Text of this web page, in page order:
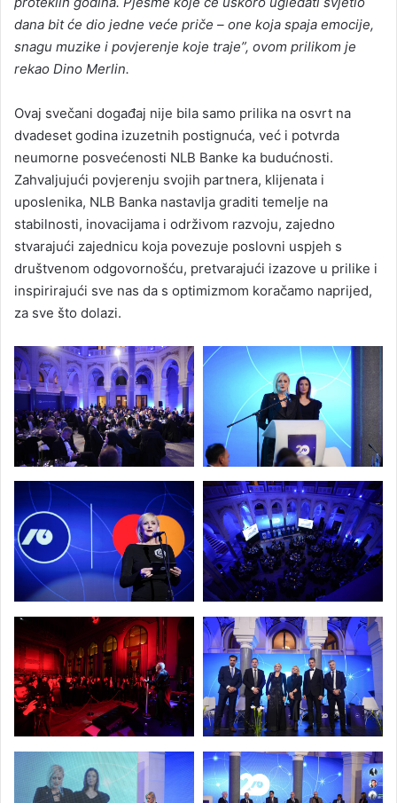
dana bit će dio jedne veće priče – one koja spaja emocije,
snagu muzike i povjerenje koje traje”, ovom prilikom je
rekao Dino Merlin.
Ovaj svečani događaj nije bila samo prilika na osvrt na
dvadeset godina izuzetnih postignuća, već i potvrda
neumorne posvećenosti NLB Banke ka budućnosti.
Zahvaljujući povjerenju svojih partnera, klijenata i
uposlenika, NLB Banka nastavlja graditi temelje na
stabilnosti, inovacijama i održivom razvoju, zajedno
stvarajući zajednicu koja povezuje poslovni uspjeh s
društvenom odgovornošću, pretvarajući izazove u prilike i
inspirirajući sve nas da s optimizmom koračamo naprijed,
za sve što dolazi.